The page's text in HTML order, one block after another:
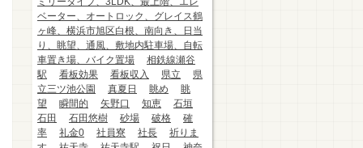
ベーター、オートロック、グレイス鶴
ヶ峰、横浜市旭区白根、南向き、日当
り、眺望、通風、敷地内駐車場、自転
車置き場、バイク置場
相鉄線瀬谷
駅
看板効果 看板収入 県立
県
立三ツ池公園
真夏日 眺め
眺
望
瞬間的 矢野口 知恵
石垣
石田
石田悠樹 砂場 破格
確
率
礼金0 社員寮 社長
祈りま